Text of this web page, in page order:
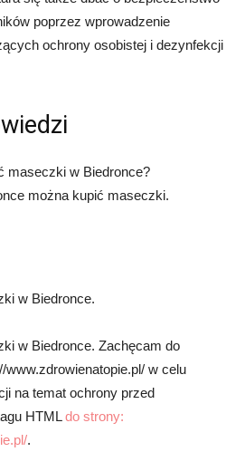
poprzez wprowadzenie
ochrony osobistej i dezynfekcji
maseczki w Biedronce?
można kupić maseczki.
w Biedronce.
w Biedronce. Zachęcam do
w celu
na temat ochrony przed
HTMLdo strony:
.